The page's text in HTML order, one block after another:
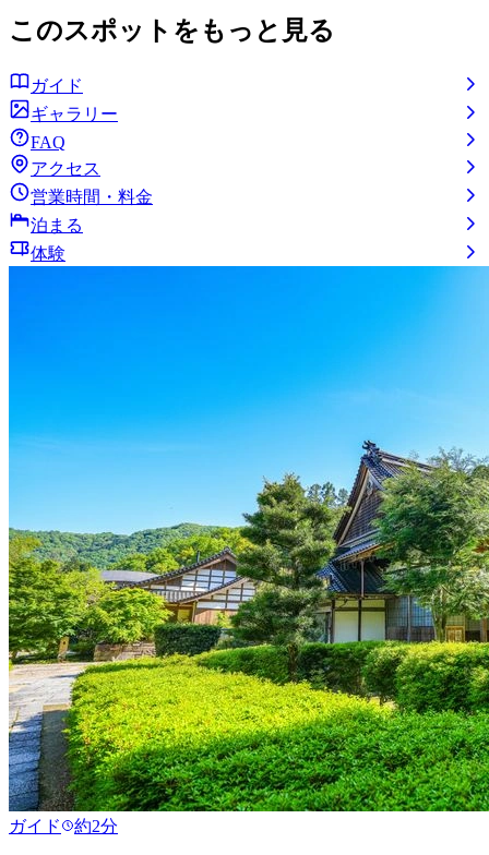
このスポットをもっと見る
ガイド
ギャラリー
FAQ
アクセス
営業時間・料金
泊まる
体験
ガイド 約2分